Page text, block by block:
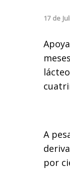
17 de
A
por